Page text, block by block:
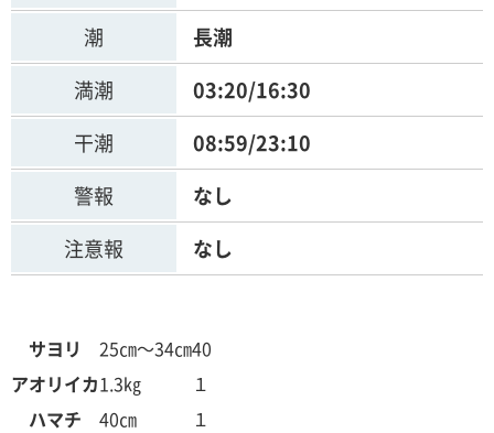
潮
長潮
満潮
03:20/16:30
干潮
08:59/23:10
警報
なし
注意報
なし
サヨリ 25㎝～34㎝40
アオリイカ1.3㎏
１
ハマチ
40㎝
１